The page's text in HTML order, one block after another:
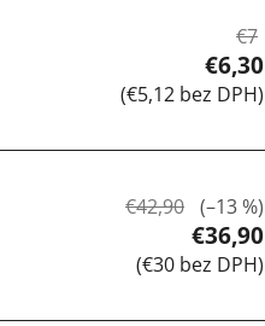
€7
€6,30
(€5,12 bez DPH)
€42,90 (–13 %)
€36,90
(€30 bez DPH)